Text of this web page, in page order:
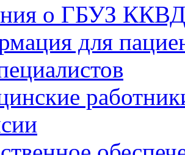
о ГБУЗ
для